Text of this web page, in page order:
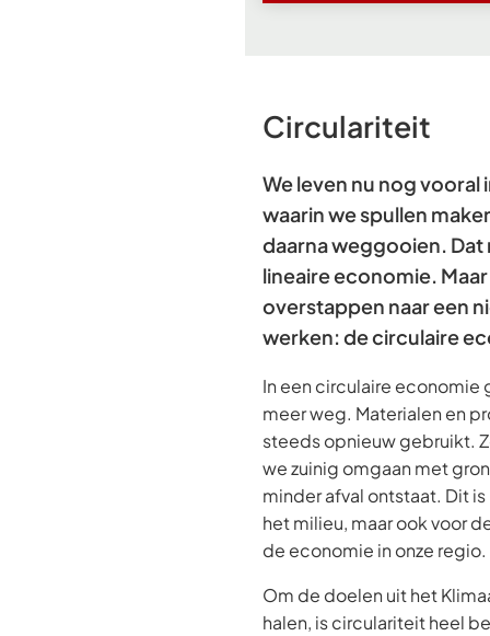
Circulariteit
We leven nu nog vooral
waarin we spullen
daarna weggooien. Dat
lineaire economie.
overstappen naar een
werken: de circulaire
In een circulaire economie
meer weg. Materialen en
steeds opnieuw gebruikt.
we zuinig omgaan met
minder afval ontstaat. Dit
het milieu, maar ook voor
de economie in onze regio.
Om de doelen uit het
halen, is circulariteit heel